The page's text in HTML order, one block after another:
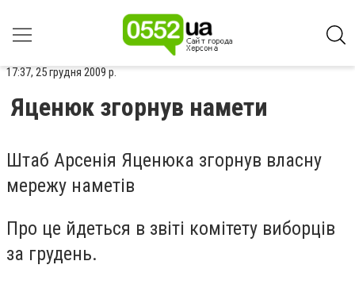
17:37, 25 грудня 2009 р.
Яценюк згорнув намети
Штаб Арсенія Яценюка згорнув власну
мережу наметів
Про це йдеться в звіті комітету виборців
за грудень.